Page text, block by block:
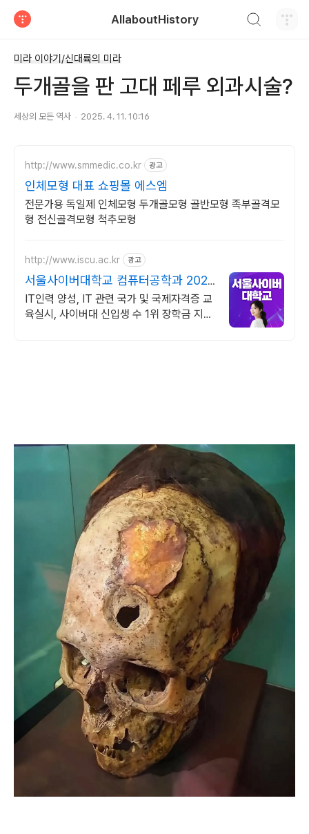
AllaboutHistory
미라 이야기/신대륙의 미라
두개골을 판 고대 페루 외과시술?
세상의 모든 역사 2025. 4. 11. 10:16
http://www.smmedic.co.kr 광고
인체모형 대표 쇼핑몰 에스엠
전문가용 독일제 인체모형 두개골모형 골반모형 족부골격모
형 전신골격모형 척추모형
http://www.iscu.ac.kr 광고
서울사이버대학교 컴퓨터공학과 2026
가을학기 신편입생
IT인력 양성, IT 관련 국가 및 국제자격증 교
육실시, 사이버대 신입생 수 1위 장학금 지급